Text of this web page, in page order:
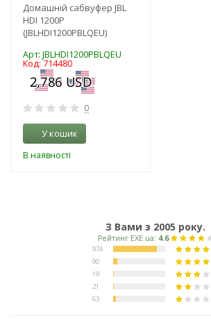
Домашній сабвуфер JBL
HDI 1200P
(JBLHDI1200PBLQEU)
Арт: JBLHDI1200PBLQEU
Код: 714480
0
У кошик
В наявності
З Вами з 2005 року.